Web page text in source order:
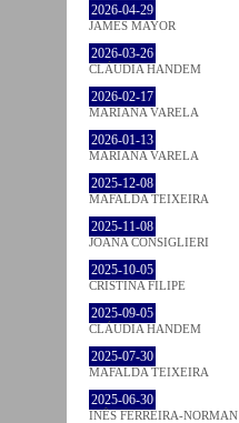
2026-04-29
JAMES MAYOR
2026-03-26
CLÁUDIA HANDEM
2026-02-17
MARIANA VARELA
2026-01-13
MARIANA VARELA
2025-12-08
MAFALDA TEIXEIRA
2025-11-08
JOANA CONSIGLIERI
2025-10-05
CRISTINA FILIPE
2025-09-05
CLÁUDIA HANDEM
2025-07-30
MAFALDA TEIXEIRA
2025-06-30
INÊS FERREIRA-NORMAN